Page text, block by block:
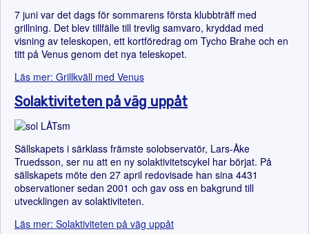
7 juni var det dags för sommarens första klubbträff med
grillning. Det blev tillfälle till trevlig samvaro, kryddad med
visning av teleskopen, ett kortföredrag om Tycho Brahe och en
titt på Venus genom det nya teleskopet.
Läs mer: Grillkväll med Venus
Solaktiviteten på väg uppåt
Sällskapets i särklass främste solobservatör, Lars-Åke
Truedsson, ser nu att en ny solaktivitetscykel har börjat. På
sällskapets möte den 27 april redovisade han sina 4431
observationer sedan 2001 och gav oss en bakgrund till
utvecklingen av solaktiviteten.
Läs mer: Solaktiviteten på väg uppåt